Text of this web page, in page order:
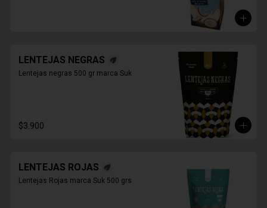
LENTEJAS NEGRAS
Lentejas negras 500 gr marca Suk
$3.900
LENTEJAS ROJAS
Lentejas Rojas marca Suk 500 grs